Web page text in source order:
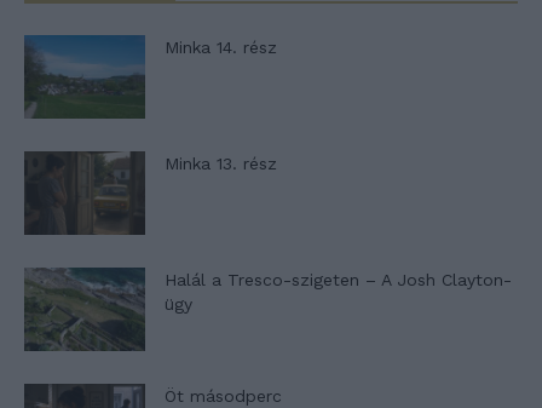
Minka 14. rész
Minka 13. rész
Halál a Tresco-szigeten – A Josh Clayton-
ügy
Öt másodperc